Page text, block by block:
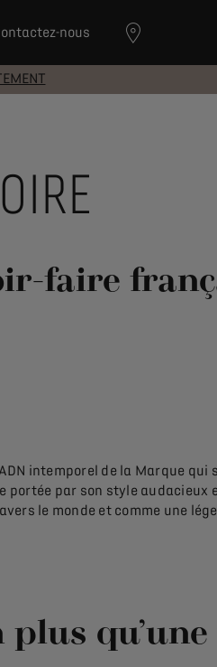
nous
faire
intemporel de la Marque qui
par son style audacieux
le monde et comme une